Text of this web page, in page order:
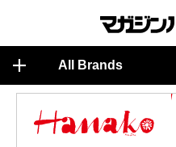
All Brands